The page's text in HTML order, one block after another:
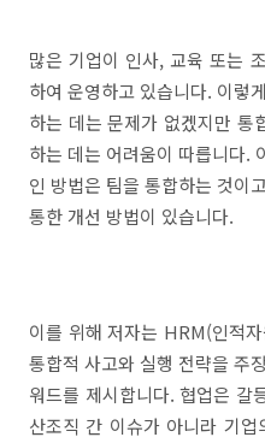
많은 기업이 인사, 교육 또는
하여 운영하고 있습니다. 이렇
하는 데는 문제가 없겠지만 통
하는 데는 어려움이 따릅니다.
인 방법은 팀을 통합하는 것이
통한 개선 방법이 있습니다.
이를 위해 저자는 HRM(인적
통합적 사고와 실행 전략을 주
워드를 제시합니다. 협업은 갈
산조직 간 이슈가 아니라 기